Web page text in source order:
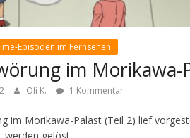
Episoden im Fernsehen
im Morikawa-
Oli K. 1 Kommentar
im Morikawa-Palast (Teil 2) lief